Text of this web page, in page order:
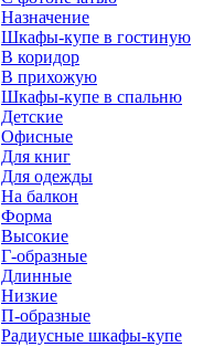
Назначение
Шкафы-купе в гостиную
В коридор
В прихожую
Шкафы-купе в спальню
Детские
Офисные
Для книг
Для одежды
На балкон
Форма
Высокие
Г-образные
Длинные
Низкие
П-образные
Радиусные шкафы-купе